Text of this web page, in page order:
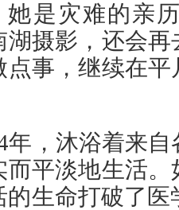
是灾难的亲
湖摄影，还会
事，继续在
，沐浴着来自
平淡地生活
生命打破了